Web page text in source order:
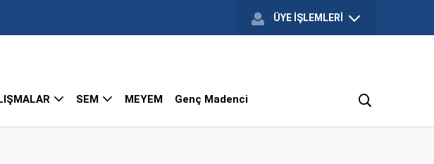
ÜYE İŞLEMLERİ
SEM MEYEM Genç Madenci